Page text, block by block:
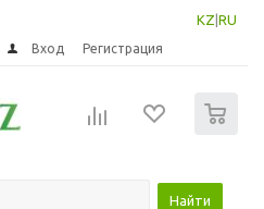
KZ RU
Вход Регистрация
Найти